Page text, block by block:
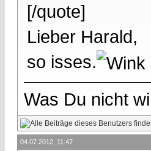
[/quote]
Lieber Harald,
so isses.
Was Du nicht
04.07.2012, 11:47